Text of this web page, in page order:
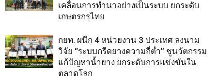
เคลื่อนการทำนาอย่างเป็นระบบ ยกระดับ
เกษตรกรไทย
กยท. ผนึก 4 หน่วยงาน 3 ประเทศ ลงนาม
วิจัย “ระบบกรีดยางความถี่ต่ำ” ชูนวัตกรรม
แก้ปัญหาน้ำยาง ยกระดับการแข่งขันใน
ตลาดโลก